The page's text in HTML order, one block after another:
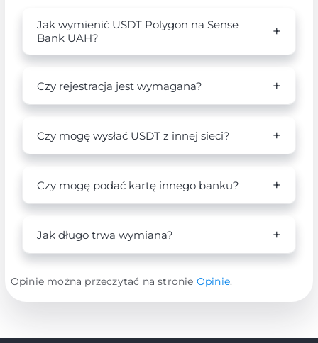
Jak wymienić USDT Polygon na Sense
Bank UAH?
Czy rejestracja jest wymagana?
Czy mogę wysłać USDT z innej sieci?
Czy mogę podać kartę innego banku?
Jak długo trwa wymiana?
Opinie można przeczytać na stronie Opinie.